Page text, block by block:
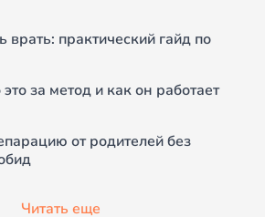
врать: практический гайд по
за метод и как он работает
от родителей без
Читать еще